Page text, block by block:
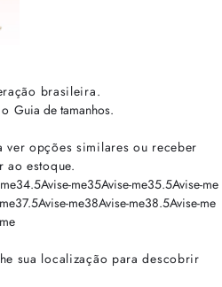
brasileira.
Guia de tamanhos.
ver opções similares ou receber
ao estoque.
34.5Avise-me35Avise-me35.5Avise-me
37.5Avise-me38Avise-me38.5Avise-me
sua localização para descobrir